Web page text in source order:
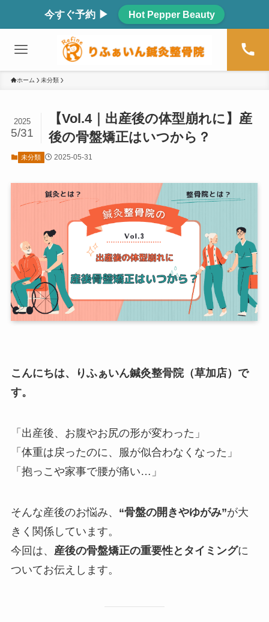
今すぐ予約 ▶ Hot Pepper Beauty
ホーム 未分類
【Vol.4｜出産後の体型崩れに】産
後の骨盤矯正はいつから？
2025
5/31
未分類 2025-05-31
こんにちは、りふぁいん鍼灸整骨院（草加店）で
す。
「出産後、お腹やお尻の形が変わった」
「体重は戻ったのに、服が似合わなくなった」
「抱っこや家事で腰が痛い…」
そんな産後のお悩み、 “骨盤の開きやゆがみ”が大
きく関係しています。
今回は、 産後の骨盤矯正の重要性とタイミングに
ついてお伝えします。